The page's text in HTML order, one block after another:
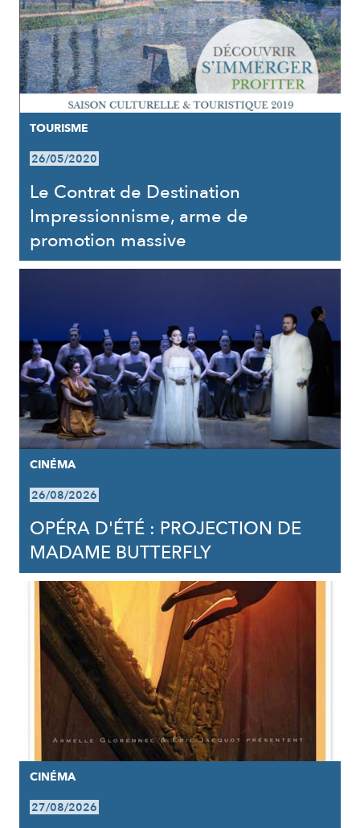
TOURISME
26/05/2020
Le Contrat de Destination
Impressionnisme, arme de
promotion massive
CINÉMA
26/08/2026
OPÉRA D'ÉTÉ : PROJECTION DE
MADAME BUTTERFLY
CINÉMA
27/08/2026